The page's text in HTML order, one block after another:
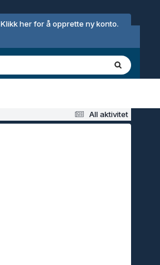
Klikk her for å opprette ny konto.
All aktivitet